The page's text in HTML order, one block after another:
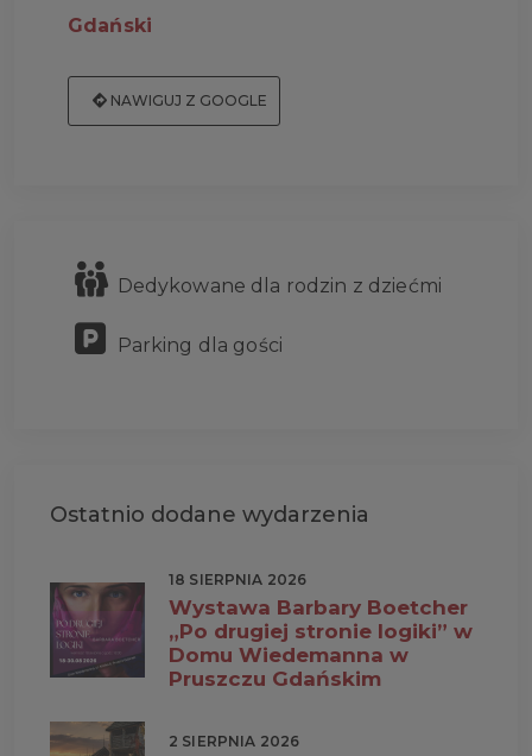
Gdański
NAWIGUJ Z GOOGLE
Dedykowane dla rodzin z dziećmi
Parking dla gości
Ostatnio dodane wydarzenia
18 SIERPNIA 2026
Wystawa Barbary Boetcher
„Po drugiej stronie logiki” w
Domu Wiedemanna w
Pruszczu Gdańskim
2 SIERPNIA 2026